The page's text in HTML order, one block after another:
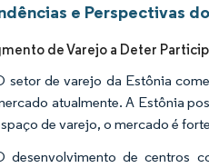
e Perspectivas
de Varejo a Deter
setor de varejo da Estônia
atualmente. A Estônia
de varejo, o mercado é
desenvolvimento de centros